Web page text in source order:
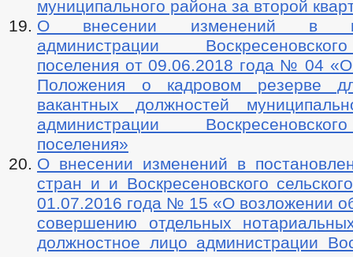
муниципального района за второй
О внесении изменений в
администрации
поселения от 09.06.2018 года № 04
Положения о кадровом резерве
вакантных должностей
администрации
поселения»
О внесении изменений в
стран и и Воскресеновского
01.07.2016 года № 15 «О возложении
совершению отдельных
должностное лицо администрации